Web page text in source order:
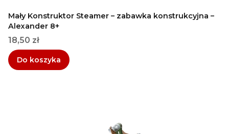
Mały Konstruktor Steamer – zabawka konstrukcyjna –
Alexander 8+
Cena
18,50 zł
Do koszyka